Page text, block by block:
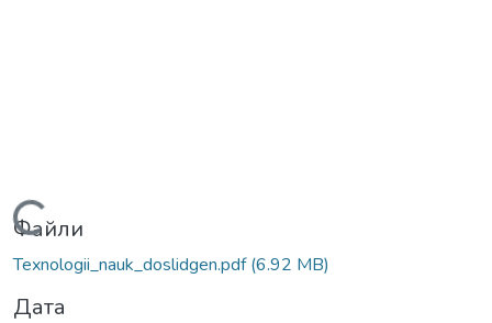
Вантажиться...
Файли
Texnologii_nauk_doslidgen.pdf(6.92 MB)
Дата